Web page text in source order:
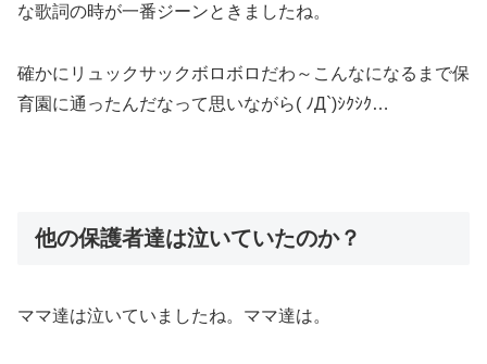
な歌詞の時が一番ジーンときましたね。
確かにリュックサックボロボロだわ～こんなになるまで保
育園に通ったんだなって思いながら( ﾉД`)ｼｸｼｸ…
他の保護者達は泣いていたのか？
ママ達は泣いていましたね。ママ達は。